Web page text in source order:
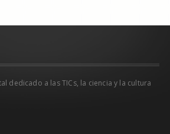
dedicado a las TICs, la ciencia y la cultura